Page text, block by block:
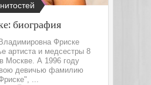
биография
Фриске
артиста и медсестры 8
Москве. А 1996 году
девичью фамилию
...